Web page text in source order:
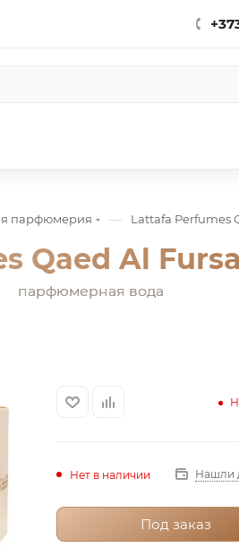
парфюмерия — Lattafa Perfumes
Qaed Al
парфюмерная вода
Нет в наличии Нашли
Под заказ